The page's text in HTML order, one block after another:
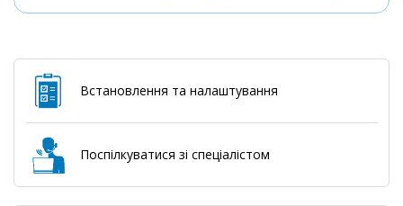
Встановлення та налаштування
Поспілкуватися зі спеціалістом